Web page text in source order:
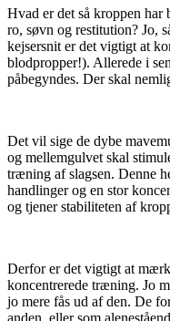
Hvad er det så kroppen
ro, søvn og restitution? Jo,
kejsersnit er det vigtigt at
blodpropper!). Allerede i
påbegyndes. Der skal
Det vil sige de dybe
og mellemgulvet skal
træning af slagsen. Denne
handlinger og en stor
og tjener stabiliteten af
Derfor er det vigtigt at
koncentrerede træning. Jo
jo mere fås ud af den. De
anden, eller som